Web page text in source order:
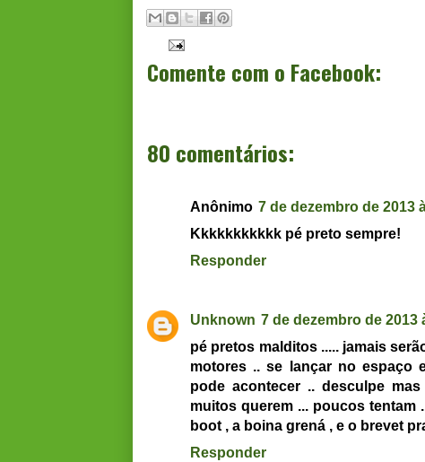
Comente com o Facebook:
80 comentários:
Anônimo 7 de dezembro de 2013
Kkkkkkkkkkk pé preto sempre!
Responder
Unknown 7 de dezembro de 2013
pé pretos malditos ..... jamais
motores .. se lançar no espaço
pode acontecer .. desculpe
muitos querem ... poucos tentam
boot , a boina grená , e o brevet
Responder